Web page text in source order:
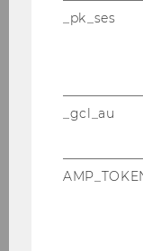
basic courses
Semester 1,
Structural
As spezialisation
_pk_ses
_gcl_au